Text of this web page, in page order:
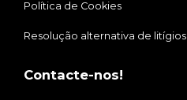
Política de Cookies
Resolução alternativa de litígios
Contacte-nos!